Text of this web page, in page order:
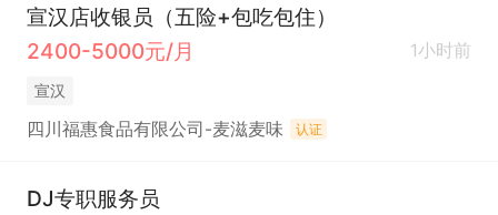
宣汉店收银员（五险+包吃包住）
2400-5000元/月
1小时前
宣汉
四川福惠食品有限公司-麦滋麦味 认证
DJ专职服务员